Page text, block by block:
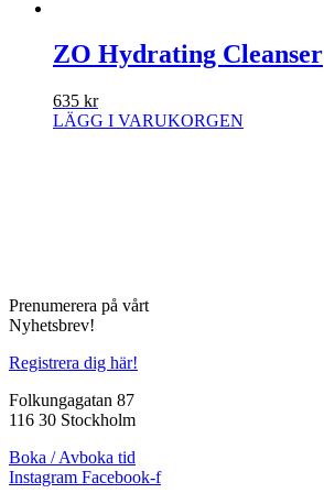
ZO Hydrating Cleanser
635 kr
LÄGG I VARUKORGEN
Prenumerera på vårt
Nyhetsbrev!
Registrera dig här!
Folkungagatan 87
116 30 Stockholm
Boka / Avboka tid
Instagram Facebook-f